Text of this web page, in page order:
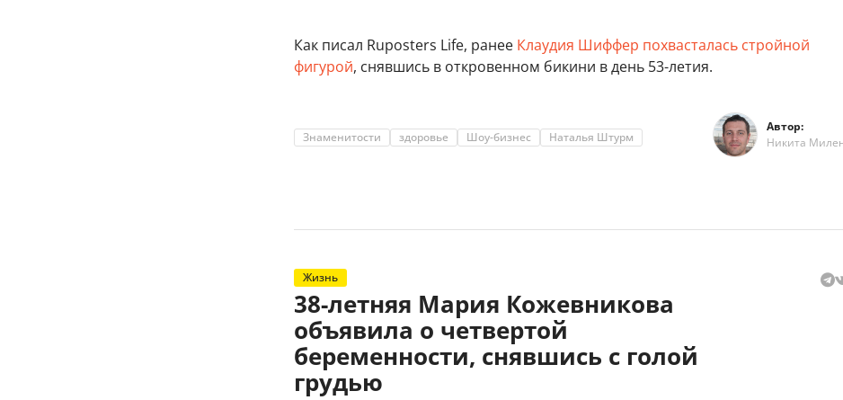
Как писал Ruposters Life, ранее Клаудия Шиффер похвасталась стройной
фигурой, снявшись в откровенном бикини в день 53-летия.
Знаменитости здоровье Шоу-бизнес Наталья Штурм
Автор:
Никита
Жизнь
38-летняя Мария Кожевникова
объявила о четвертой
беременности, снявшись с голой
грудью